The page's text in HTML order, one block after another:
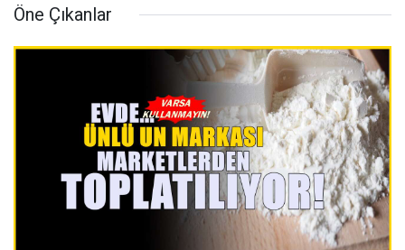
Öne Çıkanlar